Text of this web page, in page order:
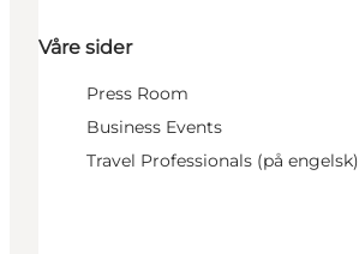
Våre sider
Press Room
Business Events
Travel Professionals (på engelsk)